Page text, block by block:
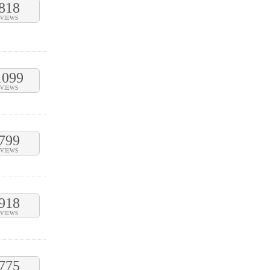
VIEWS
VIEWS
VIEWS
VIEWS